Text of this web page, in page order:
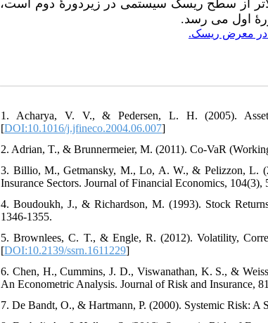
از سطح ریسک سیستمی در زیردورۀ دوم است،
اول می‏ رسد.
در معرض ریسک.
1. Acharya, V. V., & Pedersen, L. H. (2005).
[DOI:10.1016/j.jfineco.2004.06.007]
2. Adrian, T., & Brunnermeier, M. (2011). Co-VaR
3. Billio, M., Getmansky, M., Lo, A. W., & Pelizzon, L.
Insurance Sectors. Journal of Financial Economics, 104(3),
4. Boudoukh, J., & Richardson, M. (1993). Stock
1346-1355.
5. Brownlees, C. T., & Engle, R. (2012). Volatility,
[DOI:10.2139/ssrn.1611229]
6. Chen, H., Cummins, J. D., Viswanathan, K. S., &
An Econometric Analysis. Journal of Risk and Insurance,
7. De Bandt, O., & Hartmann, P. (2000). Systemic Risk: